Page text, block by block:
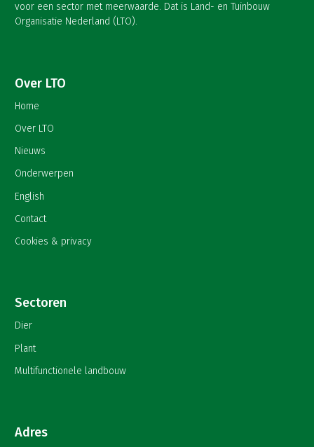
voor een sector met meerwaarde. Dat is Land- en Tuinbouw
Organisatie Nederland (LTO).
Over LTO
Home
Over LTO
Nieuws
Onderwerpen
English
Contact
Cookies & privacy
Sectoren
Dier
Plant
Multifunctionele landbouw
Adres